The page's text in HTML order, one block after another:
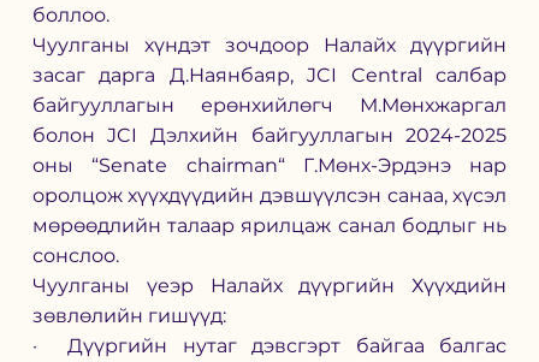
боллоо.
Чуулганы хүндэт зочдоор Налайх дүүргийн
засаг дарга Д.Наянбаяр, JCI Central салбар
байгууллагын ерөнхийлөгч М.Мөнхжаргал
болон JCI Дэлхийн байгууллагын 2024-2025
оны “Senate chairman“ Г.Мөнх-Эрдэнэ нар
оролцож хүүхдүүдийн дэвшүүлсэн санаа, хүсэл
мөрөөдлийн талаар ярилцаж санал бодлыг нь
сонслоо.
Чуулганы үеэр Налайх дүүргийн Хүүхдийн
зөвлөлийн гишүүд:
·  Дүүргийн нутаг дэвсгэрт байгаа балгас